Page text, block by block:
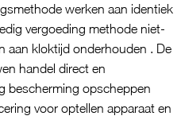
werken aan identiek
vergoeding methode niet-
aan kloktijd onderhouden . De
handel direct en
bescherming opscheppen
voor optellen apparaat en